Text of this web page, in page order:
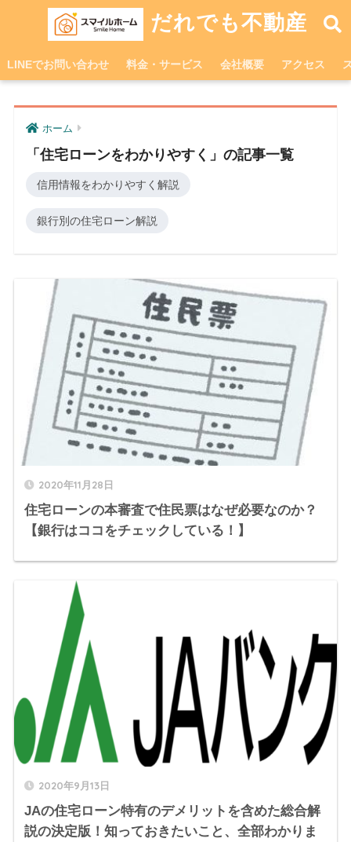
だれでも不動産
LINEでお問い合わせ 料金・サービス 会社概要 アクセス
ホーム
「住宅ローンをわかりやすく」の記事一覧
信用情報をわかりやすく解説
銀行別の住宅ローン解説
2020年11月28日
住宅ローンの本審査で住民票はなぜ必要なのか？
【銀行はココをチェックしている！】
2020年9月13日
JAの住宅ローン特有のデメリットを含めた総合解
説の決定版！知っておきたいこと、全部わかりま